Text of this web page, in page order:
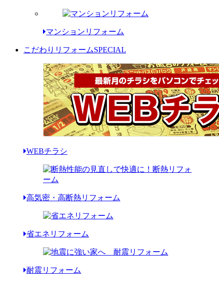
マンションリフォーム
こだわりリフォームSPECIAL
WEBチラシ
高気密・高断熱リフォーム
省エネリフォーム
耐震リフォーム